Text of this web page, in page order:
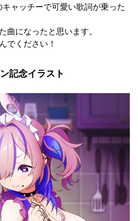
ャッチーで可愛い歌詞が乗った
曲になったと思います。
でください！
記念イラスト